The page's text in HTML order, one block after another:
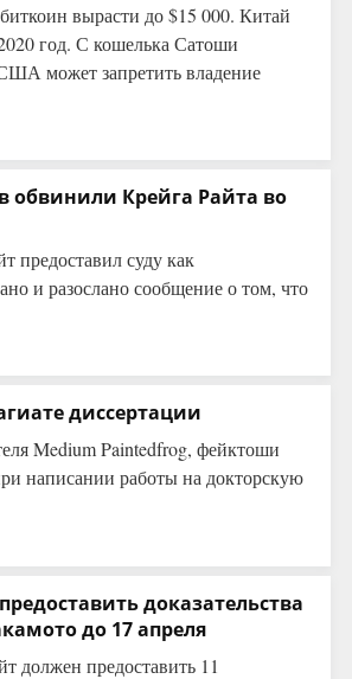
вырасти до $15 000. Китай
год. С кошелька Сатоши
может запретить владение
обвинили Крейга Райта во
предоставил суду как
и разослано сообщение о том, что
диссертации
Medium Paintedfrog, фейктоши
написании работы на докторскую
доказательства
до 17 апреля
должен предоставить 11